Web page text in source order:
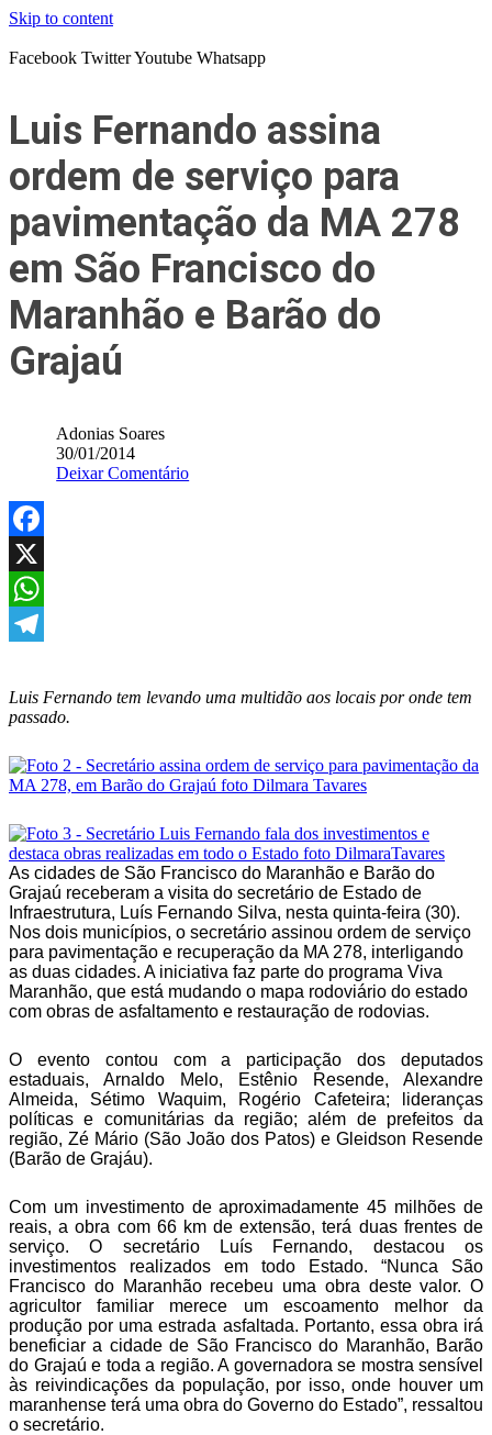
Skip to content
Facebook TwitterYoutube Whatsapp
Luis Fernando assina
ordem de serviço para
pavimentação da MA 278
em São Francisco do
Maranhão e Barão do
Grajaú
Adonias Soares
30/01/2014
Deixar Comentário
Facebook
X
WhatsApp
Luis Fernando tem levando uma multidão aos locais por onde tem
passado.
As cidades de São Francisco do Maranhão e Barão do
Grajaú receberam a visita do secretário de Estado de
Infraestrutura, Luís Fernando Silva, nesta quinta-feira (30).
Nos dois municípios, o secretário assinou ordem de serviço
para pavimentação e recuperação da MA 278, interligando
as duas cidades. A iniciativa faz parte do programa Viva
Maranhão, que está mudando o mapa rodoviário do estado
com obras de asfaltamento e restauração de rodovias.
O evento contou com a participação dos deputados
estaduais, Arnaldo Melo, Estênio Resende, Alexandre
Almeida, Sétimo Waquim, Rogério Cafeteira; lideranças
políticas e comunitárias da região; além de prefeitos da
região, Zé Mário (São João dos Patos) e Gleidson Resende
(Barão de Grajáu).
Com um investimento de aproximadamente 45 milhões de
reais, a obra com 66 km de extensão, terá duas frentes de
serviço. O secretário Luís Fernando, destacou os
investimentos realizados em todo Estado. “Nunca São
Francisco do Maranhão recebeu uma obra deste valor. O
agricultor familiar merece um escoamento melhor da
produção por uma estrada asfaltada. Portanto, essa obra irá
beneficiar a cidade de São Francisco do Maranhão, Barão
do Grajaú e toda a região. A governadora se mostra sensível
às reivindicações da população, por isso, onde houver um
maranhense terá uma obra do Governo do Estado”, ressaltou
o secretário.